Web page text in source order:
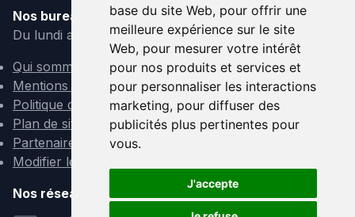
base du site Web, pour offrir une
meilleure expérience sur le site
Web, pour mesurer votre intérêt
pour nos produits et services et
pour personnaliser les interactions
marketing, pour diffuser des
publicités plus pertinentes pour
vous.
J'accepte
Nos bureaux sont ouverts :
Du lundi au vendredi de 9h à 12h et de 14h à 18h
Qui sommes-nous ?
Mentions légales
Politique de confidentialité
Plan de site
Partenaires
Modifier les cookies
Nos réseaux sociaux :